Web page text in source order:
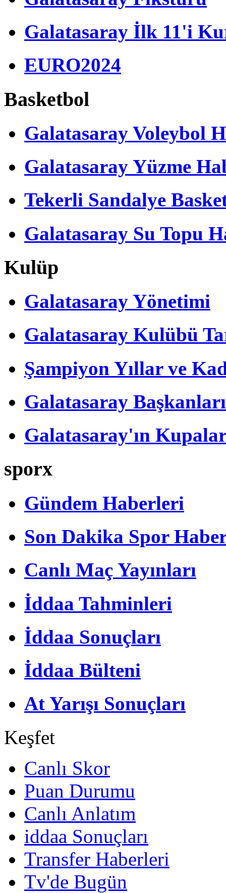
Galatasaray İlk 11'i
EURO2024
Basketbol
Galatasaray Voleybol
Galatasaray Yüzme
Tekerli Sandalye
Galatasaray Su Topu
Kulüp
Galatasaray Yönetimi
Galatasaray Kulübü
Şampiyon Yıllar ve
Galatasaray Başkanları
Galatasaray'ın
sporx
Gündem Haberleri
Son Dakika Spor
Canlı Maç Yayınları
İddaa Tahminleri
İddaa Sonuçları
İddaa Bülteni
At Yarışı Sonuçları
Keşfet
Canlı Skor
Puan Durumu
Canlı Anlatım
iddaa Sonuçları
Transfer Haberleri
Tv'de Bugün